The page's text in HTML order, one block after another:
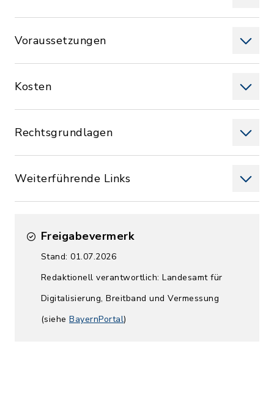
Voraussetzungen
Kosten
Rechtsgrundlagen
Weiterführende Links
Freigabevermerk
Stand: 01.07.2026
Redaktionell verantwortlich: Landesamt für
Digitalisierung, Breitband und Vermessung
(siehe BayernPortal)